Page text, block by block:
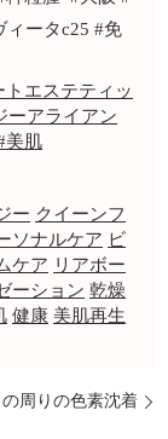
ィータc25 #免
トエステティッ
ーアライアン
美肌
ー クイーンフ
ソナルケア ビ
ケア リアボー
ーション 乾燥
健康 美肌再生
の周りの色素沈着